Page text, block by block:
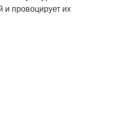
и провоцирует их